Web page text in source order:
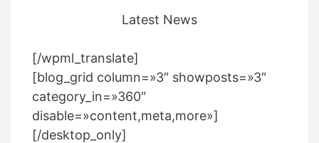
Latest News
[/wpml_translate]
[blog_grid column=»3″ showposts=»3″
category_in=»360″
disable=»content,meta,more»]
[/desktop_only]